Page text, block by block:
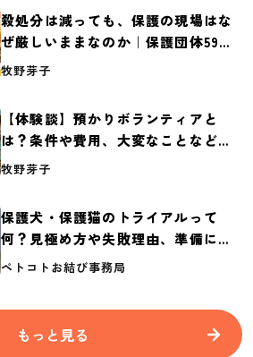
殺処分は減っても、保護の現場はな
ぜ厳しいままなのか｜保護団体59団
体の実態調査【保護犬・保護猫白書
牧野芽子
【体験談】預かりボランティアと
は？条件や費用、大変なことなど紹
介
牧野芽子
保護犬・保護猫のトライアルって
何？見極め方や失敗理由、準備に必
要なものを紹介
ペトコトお結び事務局
もっと見る